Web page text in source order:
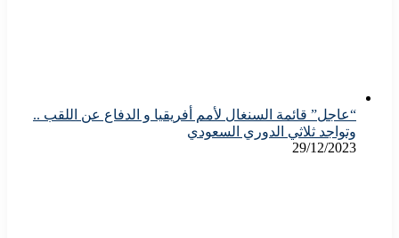
“عاجل” قائمة السنغال لأمم أفريقيا و الدفاع عن اللقب ..
وتواجد ثلاثي الدوري السعودي
29/12/2023